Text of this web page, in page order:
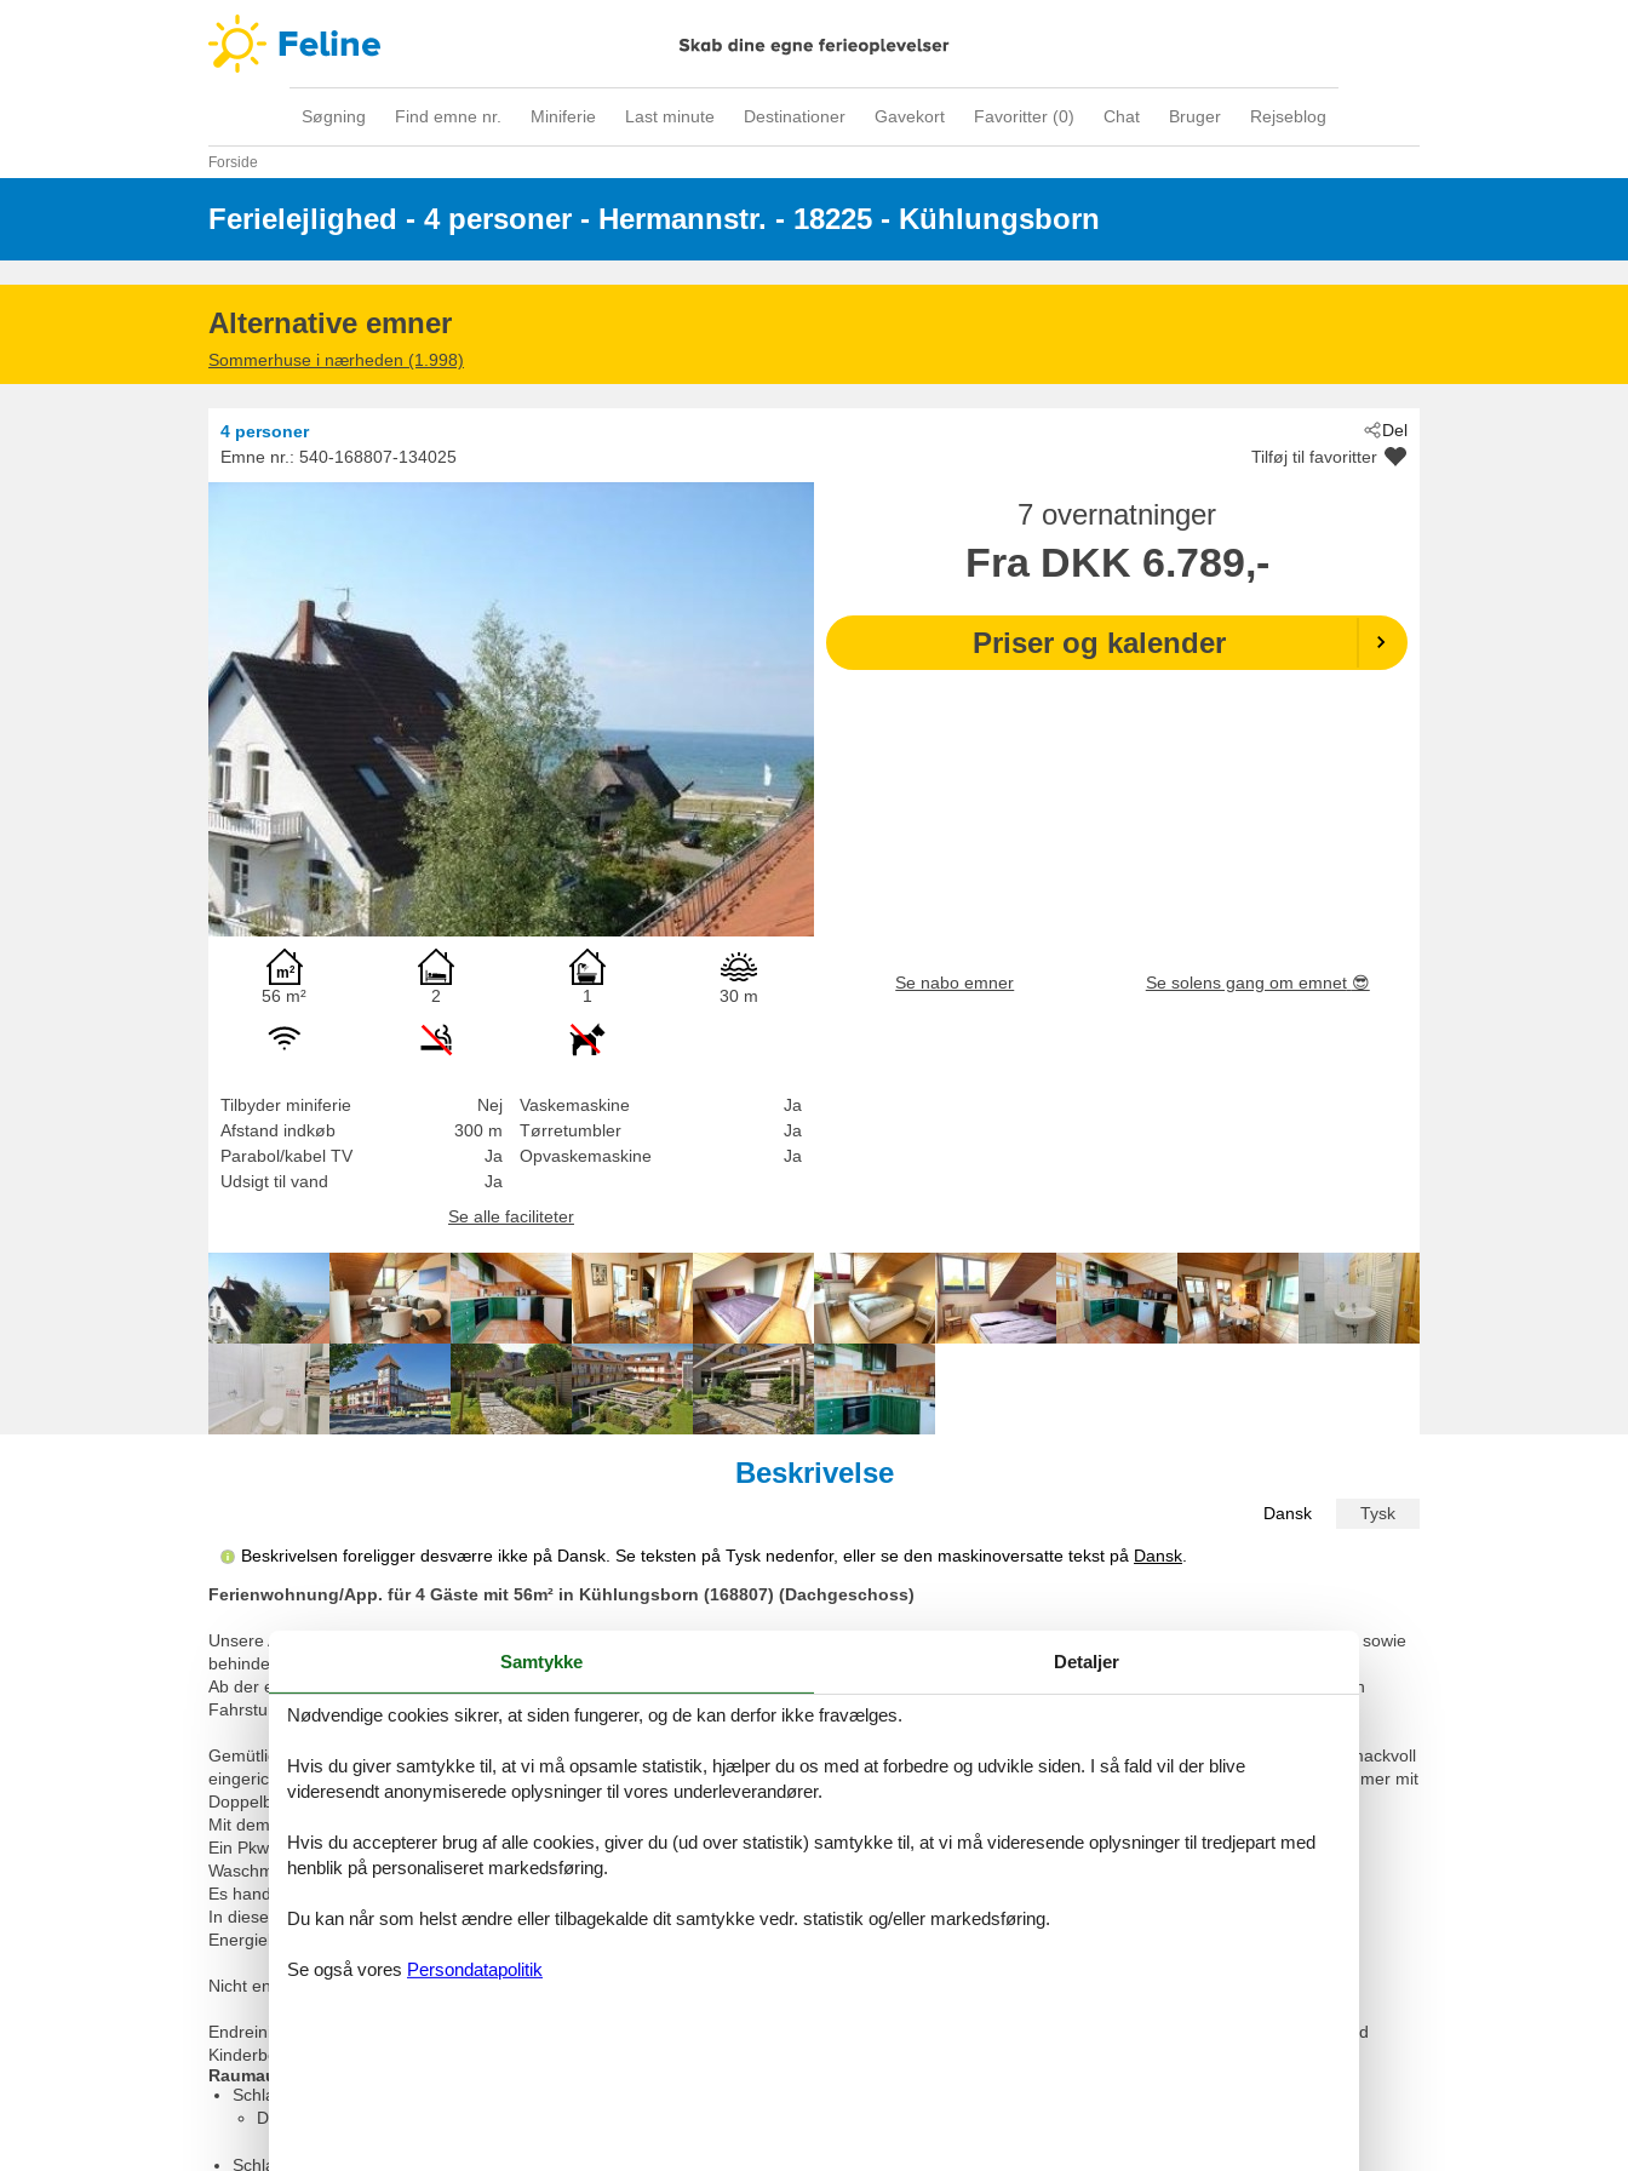
Søgning Find emne nr. Miniferie Last minute Destinationer Gavekort Favoritter (0) Chat Bruger Rejseblog
Forside
Ferielejlighed - 4 personer - Hermannstr. - 18225 - Kühlungsborn
Alternative emner
Sommerhuse i nærheden (1.998)
Del
4 personer
Emne nr.: 540-168807-134025 Tilføj til favoritter
7 overnatninger
Fra DKK 6.789,-
Priser og kalender
56 m² 2 1 30 m
Tilbyder miniferie
Nej
Afstand indkøb
300 m
Parabol/kabel TV
Ja
Udsigt til vand
Ja
Vaskemaskine
Ja
Tørretumbler
Ja
Opvaskemaskine
Ja
Se alle faciliteter
Se nabo emner Se solens gang om emnet 😎
Beskrivelse
Dansk Tysk
Beskrivelsen foreligger desværre ikke på Dansk. Se teksten på Tysk nedenfor, eller se den maskinoversatte tekst på Dansk
Ferienwohnung/App. für 4 Gäste mit 56m² in Kühlungsborn (168807) (Dachgeschoss)
Unsere Anlage besteht aus 6 Häusern, die miteinander verbunden sind. Im Erdgeschoss befinden sich einige Ladengeschäfte, Cafés und Restaurants sowie
behindertenfreundliche Ferienwohnungen.
Ab der ersten Etage befinden sich weitere Ferienwohnungen in verschiedenen Größen und Einrichtungen, teilweise mit wunderschönem Meerblick. Ein
Fahrstuhl bringt Sie gerne in die oberen Etagen.
Gemütliche und schön eingerichtete Wohnung im Dachgeschoss, von wo Sie einen traumhaften Ausblick auf die Ostsee genießen können. Ein geschmackvoll
eingerichtetes Wohnzimmer mit separatem Essbereich lädt zum Verweilen ein, ein Schlafzimmer mit einem Boxspringbett (140x200) und ein Schlafzimmer mit
Doppelbett (180x200), ein helles Bad mit Badewanne sowie eine voll ausgestattete Küche machen Ihren Urlaub perfekt.
Mit dem Fahrstuhl können Sie bis in die 2. Etage fahren und gelangen dann über eine Außentreppe zur Wohnung.
Ein Pkw-Stellplatz gehört zur Wohnung.
Waschmaschine und Wäschetrockner sind im Gebäudekomplex vorhanden und für Sie nutzbar.
Es handelt sich um eine Nichtraucher-Ferienwohnung.
In diesen Preisen sind enthalten:
Energiekosten, Wasserkosten, PKW - Stellplatz
Nicht enthalten sind:
Endreinigung, Wäschepaket für 25,00 € (Handtücher + Bettwäsche), Buchungsgebühr von 5,00 €, Kurtaxe (NS 1,60 €, HS 3,00 €), Kinderhochstuhl und
Kinderbett für je 2,50 € pro Tag, Haustiere auf Anfrage für 5,00 € pro Tag
Raumaufteilung
Schlafzimmer, 2 Personen
Doppelbett - Size: 151-180 cm
Schlafzimmer, 2 Personen
Samtykke Detaljer
Nødvendige cookies sikrer, at siden fungerer, og de kan derfor ikke fravælges.
Hvis du giver samtykke til, at vi må opsamle statistik, hjælper du os med at forbedre og udvikle siden. I så fald vil der blive
videresendt anonymiserede oplysninger til vores underleverandører.
Hvis du accepterer brug af alle cookies, giver du (ud over statistik) samtykke til, at vi må videresende oplysninger til tredjepart med
henblik på personaliseret markedsføring.
Du kan når som helst ændre eller tilbagekalde dit samtykke vedr. statistik og/eller markedsføring.
Se også vores Persondatapolitik